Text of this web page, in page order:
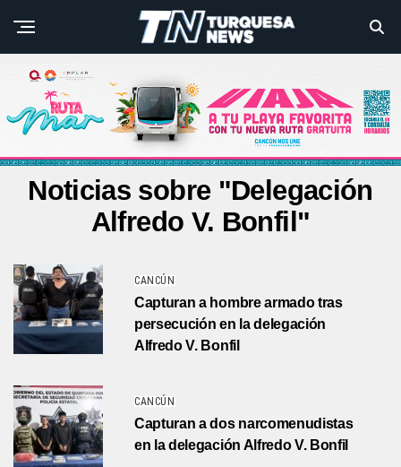
Noticias sobre "Delegación
Alfredo V. Bonfil"
CANCÚN
Capturan a hombre armado tras
persecución en la delegación
Alfredo V. Bonfil
CANCÚN
Capturan a dos narcomenudistas
en la delegación Alfredo V. Bonfil